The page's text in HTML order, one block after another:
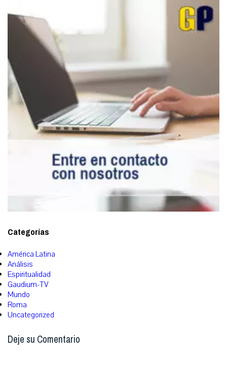
Categorías
América Latina
Análisis
Espiritualidad
Gaudium-TV
Mundo
Roma
Uncategorized
Deje su Comentario